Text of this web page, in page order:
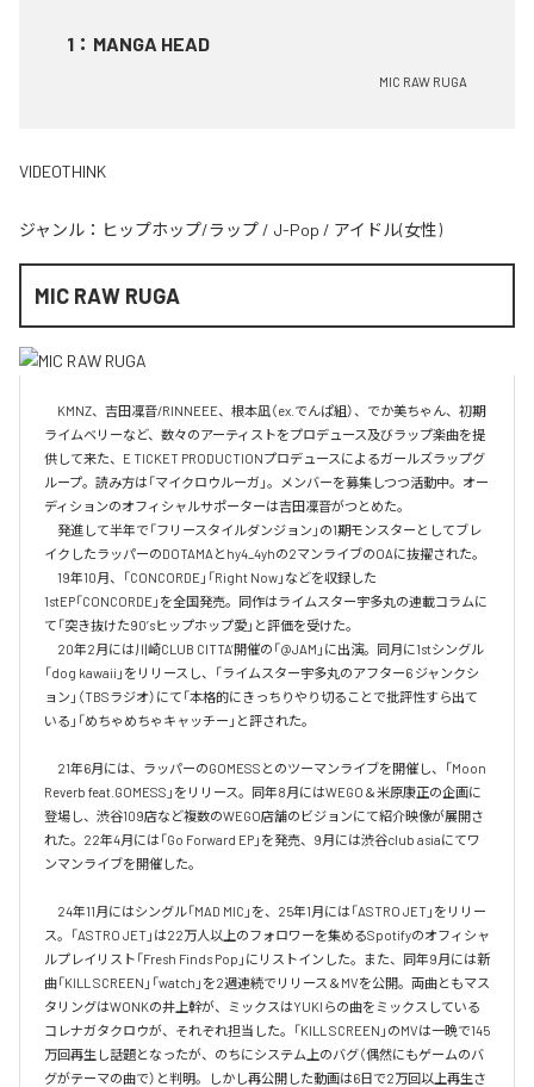
1 ： MANGA HEAD
MIC RAW RUGA
VIDEOTHINK
ジャンル： ヒップホップ/ラップ / J-Pop / アイドル(女性)
MIC RAW RUGA
KMNZ、吉田凜音/RINNEEE、根本凪（ex.でんぱ組）、でか美ちゃん、初期
ライムベリーなど、数々のアーティストをプロデュース及びラップ楽曲を提
供して来た、E TICKET PRODUCTIONプロデュースによるガールズラップグ
ループ。読み方は「マイクロウルーガ」。メンバーを募集しつつ活動中。オー
ディションのオフィシャルサポーターは吉田凜音がつとめた。
発進して半年で「フリースタイルダンジョン」の1期モンスターとしてブレ
イクしたラッパーのDOTAMAとhy4_4yhの2マンライブのOAに抜擢された。
19年10月、「CONCORDE」「Right Now」などを収録した
1stEP「CONCORDE」を全国発売。同作はライムスター宇多丸の連載コラムに
て「突き抜けた90’sヒップホップ愛」と評価を受けた。
20年2月には川崎CLUB CITTA’開催の「@JAM」に出演。同月に1stシングル
「dog kawaii」をリリースし、「ライムスター宇多丸のアフター6 ジャンクシ
ョン」（TBSラジオ）にて「本格的にきっちりやり切ることで批評性すら出て
いる」「めちゃめちゃキャッチー」と評された。
21年6月には、ラッパーのGOMESSとのツーマンライブを開催し、「Moon
Reverb feat.GOMESS」をリリース。同年8月にはWEGO＆米原康正の企画に
登場し、渋谷109店など複数のWEGO店舗のビジョンにて紹介映像が展開さ
れた。22年4月には「Go Forward EP」を発売、9月には渋谷club asiaにてワ
ンマンライブを開催した。
24年11月にはシングル「MAD MIC」を、25年1月には「ASTRO JET」をリリー
ス。「ASTRO JET」は22万人以上のフォロワーを集めるSpotifyのオフィシャ
ルプレイリスト「Fresh Finds Pop」にリストインした。また、同年9月には新
曲「KILL SCREEN」「watch」を2週連続でリリース＆MVを公開。両曲ともマス
タリングはWONKの井上幹が、ミックスはYUKIらの曲をミックスしている
コレナガタクロウが、それぞれ担当した。「KILL SCREEN」のMVは一晩で145
万回再生し話題となったが、のちにシステム上のバグ（偶然にもゲームのバ
グがテーマの曲で）と判明。しかし再公開した動画は6日で2万回以上再生さ